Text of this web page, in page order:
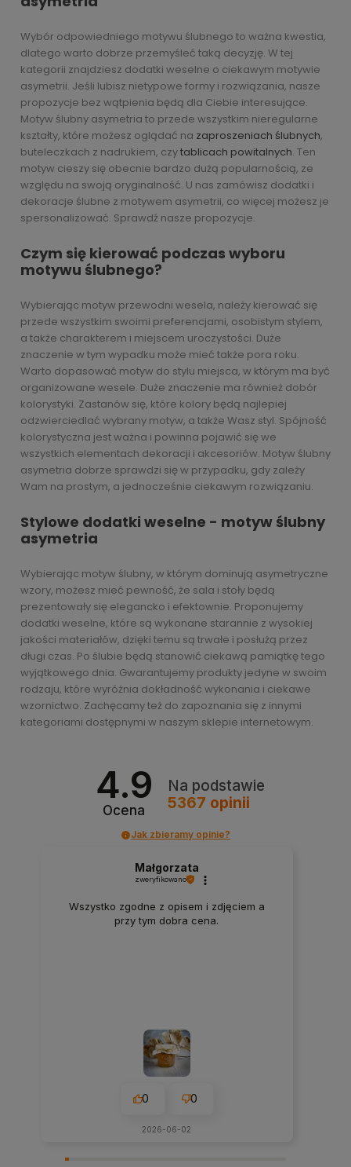
Wybór odpowiedniego motywu ślubnego to ważna kwestia,
dlatego warto dobrze przemyśleć taką decyzję. W tej
kategorii znajdziesz dodatki weselne o ciekawym motywie
asymetrii. Jeśli lubisz nietypowe formy i rozwiązania, nasze
propozycje bez wątpienia będą dla Ciebie interesujące.
Motyw ślubny asymetria to przede wszystkim nieregularne
kształty, które możesz oglądać na zaproszeniach ślubnych,
buteleczkach z nadrukiem, czytablicach powitalnych. Ten
motyw cieszy się obecnie bardzo dużą popularnością, ze
względu na swoją oryginalność. U nas zamówisz dodatki i
dekoracje ślubne z motywem asymetrii, co więcej możesz je
spersonalizować. Sprawdź nasze propozycje.
Czym się kierować podczas wyboru
motywu ślubnego?
Wybierając motyw przewodni wesela, należy kierować się
przede wszystkim swoimi preferencjami, osobistym stylem,
a także charakterem i miejscem uroczystości. Duże
znaczenie w tym wypadku może mieć także pora roku.
Warto dopasować motyw do stylu miejsca, w którym ma być
organizowane wesele. Duże znaczenie ma również dobór
kolorystyki. Zastanów się, które kolory będą najlepiej
odzwierciedlać wybrany motyw, a także Wasz styl. Spójność
kolorystyczna jest ważna i powinna pojawić się we
wszystkich elementach dekoracji i akcesoriów. Motyw ślubny
asymetria dobrze sprawdzi się w przypadku, gdy zależy
Wam na prostym, a jednocześnie ciekawym rozwiązaniu.
Stylowe dodatki weselne - motyw ślubny
asymetria
Wybierając motyw ślubny, w którym dominują asymetryczne
wzory, możesz mieć pewność, że sala i stoły będą
prezentowały się elegancko i efektownie. Proponujemy
dodatki weselne, które są wykonane starannie z wysokiej
jakości materiałów, dzięki temu są trwałe i posłużą przez
długi czas. Po ślubie będą stanowić ciekawą pamiątkę tego
wyjątkowego dnia. Gwarantujemy produkty jedyne w swoim
rodzaju, które wyróżnia dokładność wykonania i ciekawe
wzornictwo. Zachęcamy też do zapoznania się z innymi
kategoriami dostępnymi w naszym sklepie internetowym.
4.9
Ocena
Na podstawie
5367 opinii
Jak zbieramy opinie?
Małgorzata
zweryfikowano
Wszystko zgodne z opisem i zdjęciem a
przy tym dobra cena.
0 0
2026-06-02